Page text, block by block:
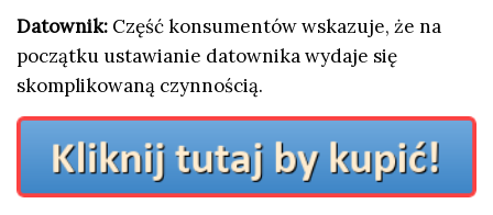
Datownik: Część konsumentów wskazuje, że na
początku ustawianie datownika wydaje się
skomplikowaną czynnością.